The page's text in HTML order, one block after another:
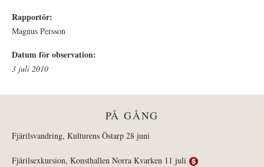
Rapportör:
Magnus Persson
Datum för observation:
3 juli 2010
PÅ GÅNG
Fjärilsvandring, Kulturens Östarp 28 juni
Fjärilsexkursion, Konsthallen Norra Kvarken 11 juli